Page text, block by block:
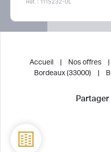
Réf. : 1115232-0L
Accueil Nos offres
Bordeaux (33000)
Partager